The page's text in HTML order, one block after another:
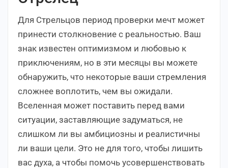
Для Стрельцов период проверки мечт может
принести столкновение с реальностью. Ваш
знак известен оптимизмом и любовью к
приключениям, но в эти месяцы вы можете
обнаружить, что некоторые ваши стремления
сложнее воплотить, чем вы ожидали.
Вселенная может поставить перед вами
ситуации, заставляющие задуматься, не
слишком ли вы амбициозны и реалистичны
ли ваши цели. Это не для того, чтобы лишить
вас духа, а чтобы помочь усовершенствовать